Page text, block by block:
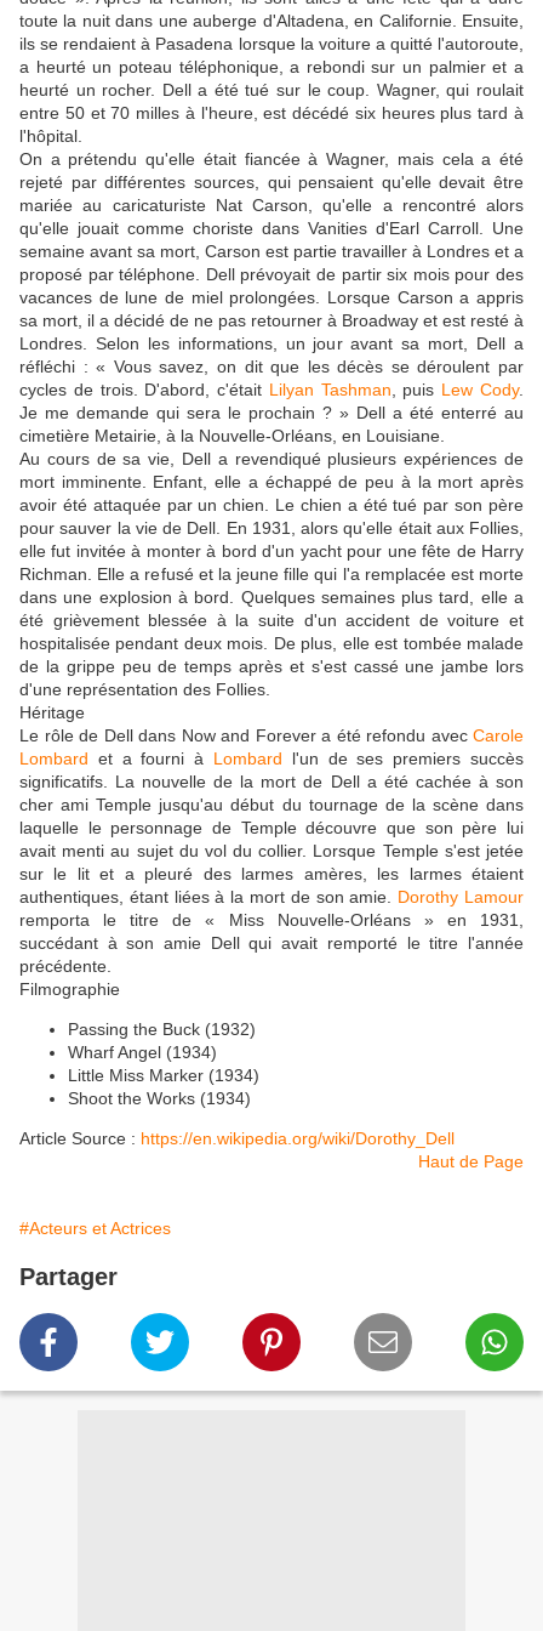
toute la nuit dans une auberge d'Altadena, en Californie. Ensuite,
ils se rendaient à Pasadena lorsque la voiture a quitté l'autoroute,
a heurté un poteau téléphonique, a rebondi sur un palmier et a
heurté un rocher. Dell a été tué sur le coup. Wagner, qui roulait
entre 50 et 70 milles à l'heure, est décédé six heures plus tard à
l'hôpital.
On a prétendu qu'elle était fiancée à Wagner, mais cela a été
rejeté par différentes sources, qui pensaient qu'elle devait être
mariée au caricaturiste Nat Carson, qu'elle a rencontré alors
qu'elle jouait comme choriste dans Vanities d'Earl Carroll. Une
semaine avant sa mort, Carson est partie travailler à Londres et a
proposé par téléphone. Dell prévoyait de partir six mois pour des
vacances de lune de miel prolongées. Lorsque Carson a appris
sa mort, il a décidé de ne pas retourner à Broadway et est resté à
Londres. Selon les informations, un jour avant sa mort, Dell a
réfléchi : « Vous savez, on dit que les décès se déroulent par
cycles de trois. D'abord, c'était Lilyan Tashman , puis Lew Cody.
Je me demande qui sera le prochain ? » Dell a été enterré au
cimetière Metairie, à la Nouvelle-Orléans, en Louisiane.
Au cours de sa vie, Dell a revendiqué plusieurs expériences de
mort imminente. Enfant, elle a échappé de peu à la mort après
avoir été attaquée par un chien. Le chien a été tué par son père
pour sauver la vie de Dell. En 1931, alors qu'elle était aux Follies,
elle fut invitée à monter à bord d'un yacht pour une fête de Harry
Richman. Elle a refusé et la jeune fille qui l'a remplacée est morte
dans une explosion à bord. Quelques semaines plus tard, elle a
été grièvement blessée à la suite d'un accident de voiture et
hospitalisée pendant deux mois. De plus, elle est tombée malade
de la grippe peu de temps après et s'est cassé une jambe lors
d'une représentation des Follies.
Héritage
Le rôle de Dell dans Now and Forever a été refondu avec Carole
Lombard et a fourni à Lombard l'un de ses premiers succès
significatifs. La nouvelle de la mort de Dell a été cachée à son
cher ami Temple jusqu'au début du tournage de la scène dans
laquelle le personnage de Temple découvre que son père lui
avait menti au sujet du vol du collier. Lorsque Temple s'est jetée
sur le lit et a pleuré des larmes amères, les larmes étaient
authentiques, étant liées à la mort de son amie. Dorothy Lamour
remporta le titre de « Miss Nouvelle-Orléans » en 1931,
succédant à son amie Dell qui avait remporté le titre l'année
précédente.
Filmographie
Passing the Buck (1932)
Wharf Angel (1934)
Little Miss Marker (1934)
Shoot the Works (1934)
Article Source : https://en.wikipedia.org/wiki/Dorothy_Dell
Haut de Page
#Acteurs et Actrices
Partager